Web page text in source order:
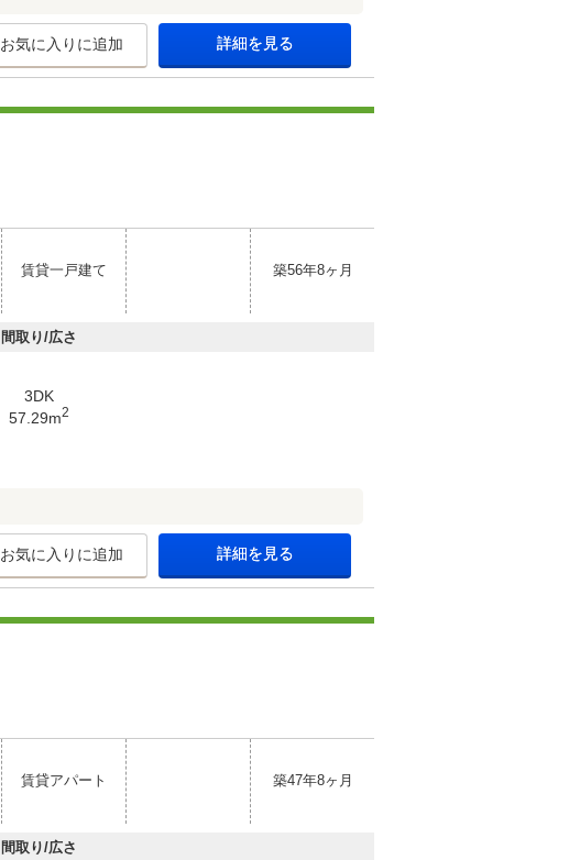
お気に入りに追加 詳細を見る
賃貸一戸建て 築56年8ヶ月
間取り/広さ
3DK
57.29m2
お気に入りに追加 詳細を見る
賃貸アパート 築47年8ヶ月
間取り/広さ